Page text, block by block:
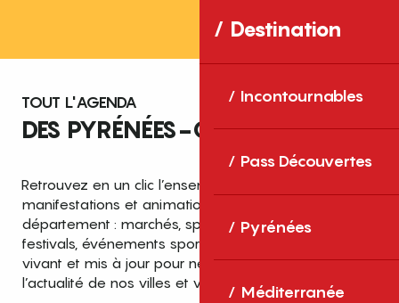
Destination
Incontournables
Pass Découvertes
Pyrénées
Méditerranée
TOUT L'AGENDA
DES PYRÉNÉES-ORIENTALES
Retrouvez en un clic l’ensemble des fêtes,
manifestations et animations recensées dans le
département : marchés, spectacles, expositions,
festivals, événements sportifs et culturels… un agenda
vivant et mis à jour pour ne rien manquer de
l’actualité de nos villes et villages.